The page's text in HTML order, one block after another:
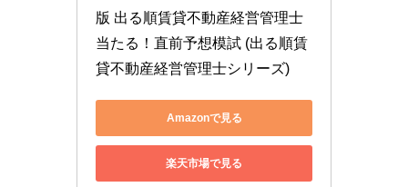
版 出る順賃貸不動産経営管理士
当たる！直前予想模試 (出る順賃
貸不動産経営管理士シリーズ)
Amazonで見る
楽天市場で見る